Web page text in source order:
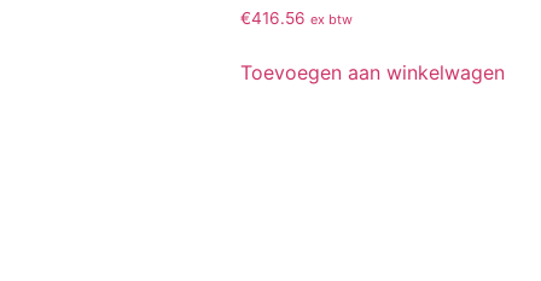
€416.56 ex btw
Toevoegen aan winkelwagen